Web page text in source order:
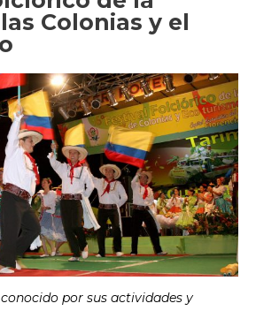
Colonias y el
por sus actividades y